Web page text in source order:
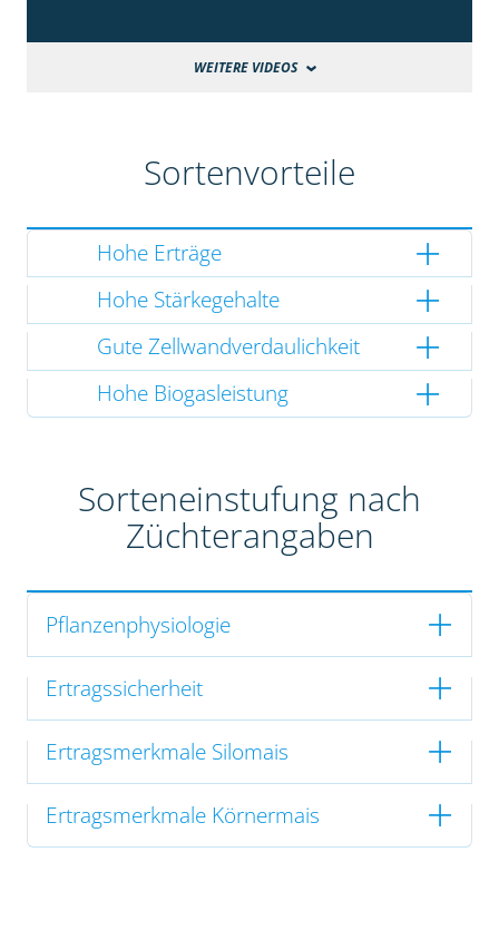
WEITERE VIDEOS
Sortenvorteile
Hohe Erträge
Hohe Stärkegehalte
Gute Zellwandverdaulichkeit
Hohe Biogasleistung
Sorteneinstufung nach
Züchterangaben
Pflanzenphysiologie
Ertragssicherheit
Ertragsmerkmale Silomais
Ertragsmerkmale Körnermais